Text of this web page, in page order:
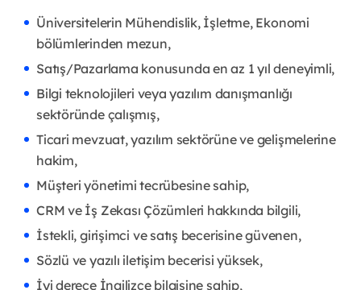
Üniversitelerin Mühendislik, İşletme, Ekonomi
bölümlerinden mezun,
Satış/Pazarlama konusunda en az 1 yıl deneyimli,
Bilgi teknolojileri veya yazılım danışmanlığı
sektöründe çalışmış,
Ticari mevzuat, yazılım sektörüne ve gelişmelerine
hakim,
Müşteri yönetimi tecrübesine sahip,
CRM ve İş Zekası Çözümleri hakkında bilgili,
İstekli, girişimci ve satış becerisine güvenen,
Sözlü ve yazılı iletişim becerisi yüksek,
İyi derece İngilizce bilgisine sahip,